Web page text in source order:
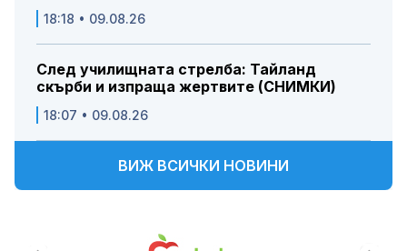
18:18 • 09.08.26
След училищната стрелба: Тайланд
скърби и изпраща жертвите (СНИМКИ)
18:07 • 09.08.26
ВИЖ ВСИЧКИ НОВИНИ